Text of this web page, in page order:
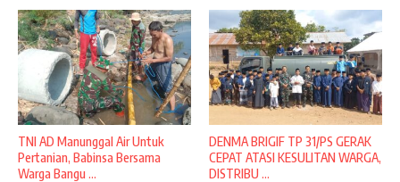
TNI AD Manunggal Air Untuk
Pertanian, Babinsa Bersama
Warga Bangu ...
DENMA BRIGIF TP 31/PS GERAK
CEPAT ATASI KESULITAN WARGA,
DISTRIBU ...